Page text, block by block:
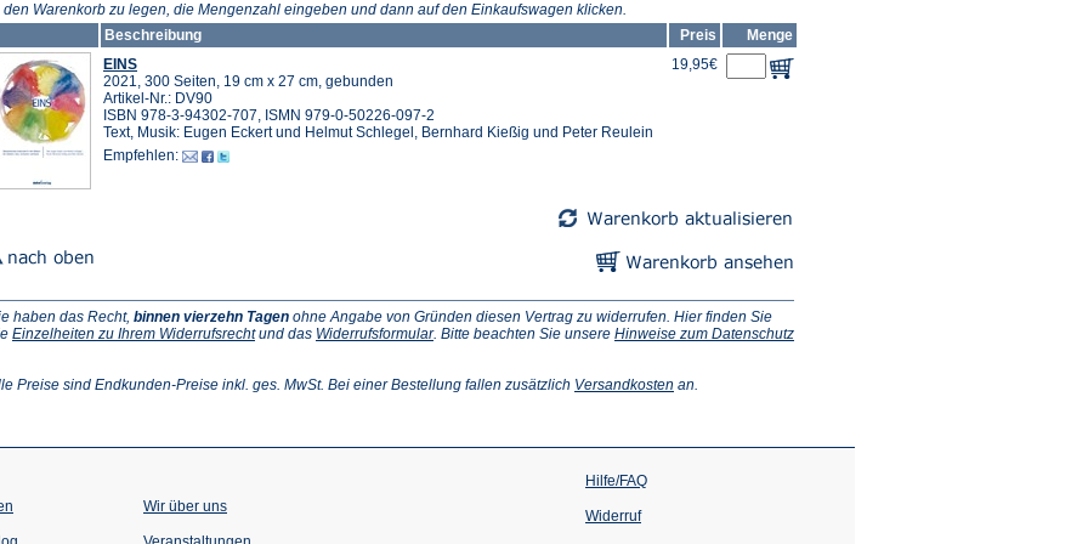
den Warenkorb zu legen, die Mengenzahl eingeben und dann auf den Einkaufswagen klicken.
Beschreibung
Preis
Menge
EINS
2021, 300 Seiten, 19 cm x 27 cm, gebunden
Artikel-Nr.: DV90
ISBN 978-3-94302-707, ISMN 979-0-50226-097-2
Text, Musik: Eugen Eckert und Helmut Schlegel, Bernhard Kießig und Peter Reulein
Empfehlen:
19,95€
haben das Recht, binnen vierzehn Tagen ohne Angabe von Gründen diesen Vertrag zu widerrufen. Hier finden Sie
Einzelheiten zu Ihrem Widerrufsrecht(Öffnet
neuen
und das Widerrufsformular(Öffnet
neuen
. Bitte beachten Sie unsere Hinweise zum Datenschutz
Preise sind Endkunden-Preise inkl. ges. MwSt. Bei einer Bestellung fallen zusätzlich Versandkosten (Öffnet
Tab)
an.
Wir über uns
Hilfe/FAQ
Widerruf